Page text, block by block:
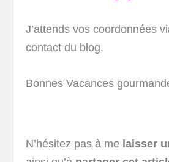
J’attends vos coordonnées
contact du blog.
Bonnes Vacances
N’hésitez pas à me laisser